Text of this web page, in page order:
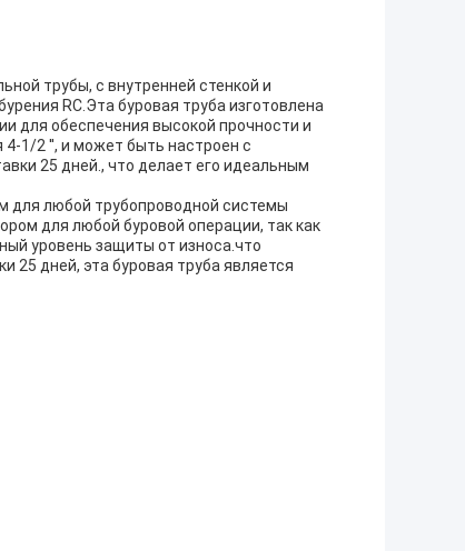
трубы, с внутренней стенкой и
RC.Эта буровая труба изготовлена
для обеспечения высокой прочности и
1/2 ′′, и может быть настроен с
25 дней., что делает его идеальным
для любой трубопроводной системы
для любой буровой операции, так как
уровень защиты от износа.что
25 дней, эта буровая труба является